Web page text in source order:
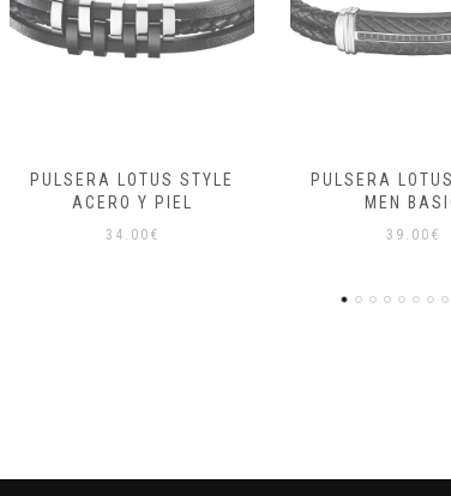
PULSERA LOTUS STYLE
MEN BASIC
39.00 €
COLLAR
DORADO
35.00 €